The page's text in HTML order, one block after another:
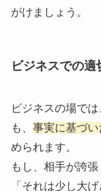
がけましょう。
ビジネスでの
ビジネスの場で
も、 事実に基づ
められます。
もし、相手が誇
「それは少し大